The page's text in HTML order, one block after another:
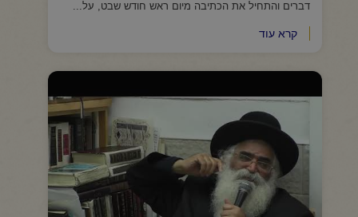
דברים והתחיל את הכתיבה מיום ראש חודש שבט, על...
קרא עוד